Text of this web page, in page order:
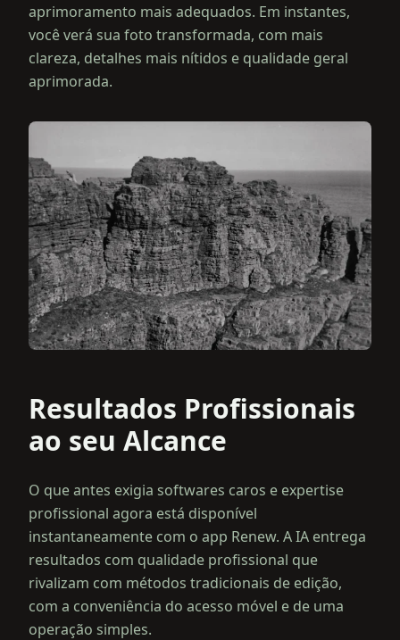
aprimoramento mais adequados. Em instantes,
você verá sua foto transformada, com mais
clareza, detalhes mais nítidos e qualidade geral
aprimorada.
Resultados Profissionais
ao seu Alcance
O que antes exigia softwares caros e expertise
profissional agora está disponível
instantaneamente com o app Renew. A IA entrega
resultados com qualidade profissional que
rivalizam com métodos tradicionais de edição,
com a conveniência do acesso móvel e de uma
operação simples.